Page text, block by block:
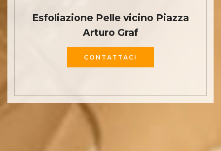
Esfoliazione Pelle vicino Piazza
Arturo Graf
CONTATTACI